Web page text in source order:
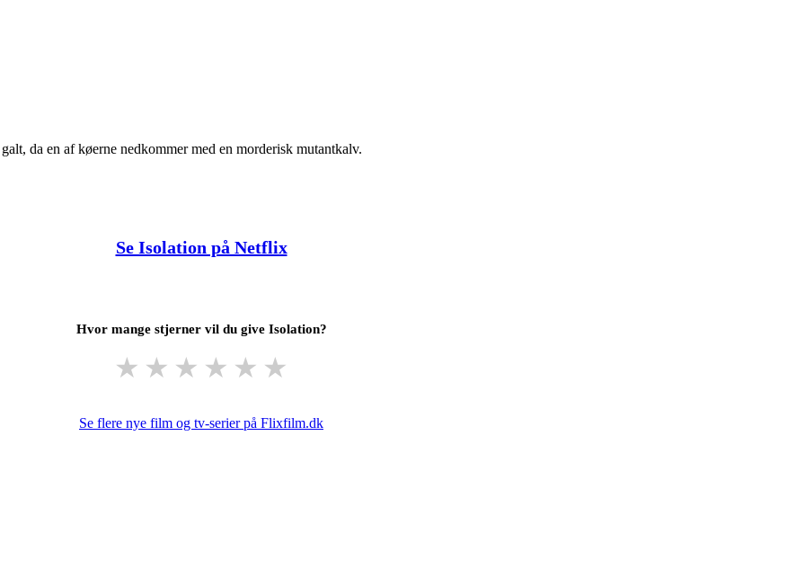
da en af køerne nedkommer med en morderisk mutantkalv.
Se Isolation på Netflix
Hvor mange stjerner vil du give Isolation?
★ ★ ★ ★ ★ ★
Se flere nye film og tv-serier på Flixfilm.dk